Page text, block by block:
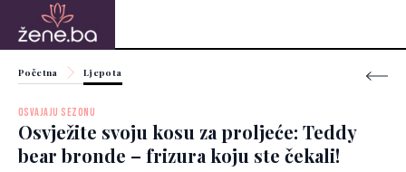
Početna Ljepota
OSVAJAJU SEZONU
Osvježite svoju kosu za proljeće: Teddy
bear bronde – frizura koju ste čekali!